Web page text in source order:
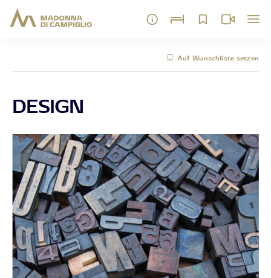
Auf Wunschliste setzen
DESIGN